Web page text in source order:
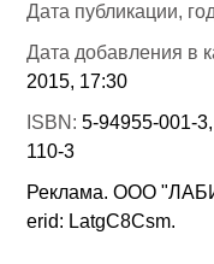
Дата публикации,
Дата добавления в
2015, 17:30
ISBN:5-94955-001-
110-3
Реклама. ООО
erid: LatgC8Csm.